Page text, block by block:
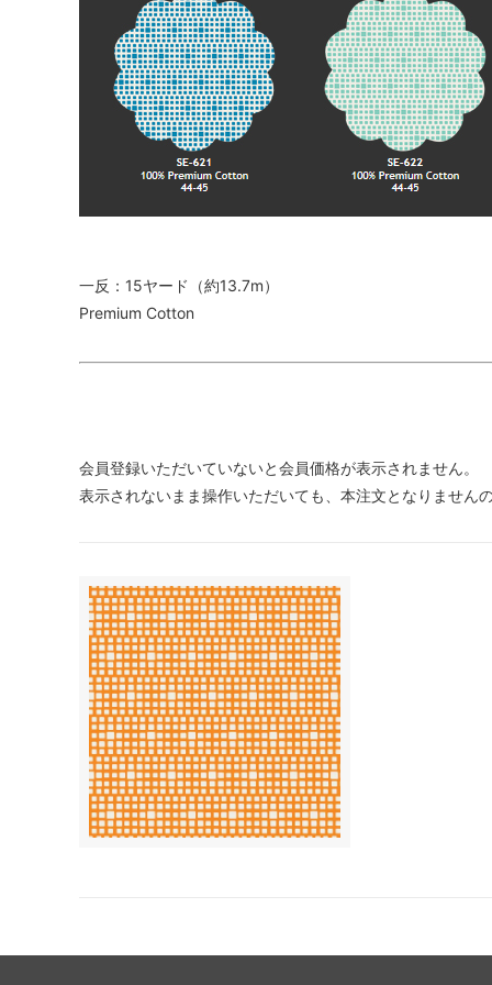
一反：15ヤード（約13.7m）
Premium Cotton
会員登録いただいていないと会員価格が表示されません。
表示されないまま操作いただいても、本注文となりません